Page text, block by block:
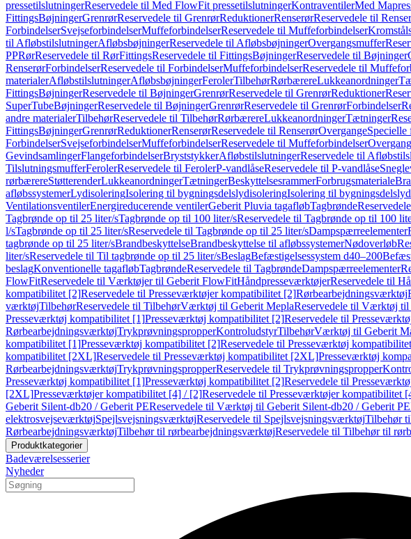
pressetilslutningerReservedele til Med FlowFit pressetilslutningerKontraventilerMed
FittingsBøjningerGrenrørReservedele til GrenrørReduktionerRenserørReservedele til
ForbindelserSvejseforbindelserMuffeforbindelserReservedele til Muffeforbindelser
til AfløbstilslutningerAfløbsbøjningerReservedele til AfløbsbøjningerOvergangsmuffer
PPRørReservedele til RørFittingsReservedele til FittingsBøjningerReservedele til Bøjninger
RenserørForbindelserReservedele til ForbindelserMuffeforbindelserReservedele til
materialerAfløbstilslutningerAfløbsbøjningerFerolerTilbehørRørbærereLukkeanordninger
FittingsBøjningerReservedele til BøjningerGrenrørReservedele til GrenrørReduktioner
SuperTubeBøjningerReservedele til BøjningerGrenrørReservedele til GrenrørForbindelser
andre materialerTilbehørReservedele til TilbehørRørbærereLukkeanordningerTætninger
FittingsBøjningerGrenrørReduktionerRenserørReservedele til RenserørOvergangeSpecielle
ForbindelserSvejseforbindelserMuffeforbindelserReservedele til Muffeforbindelser
GevindsamlingerFlangeforbindelserBryststykkerAfløbstilslutningerReservedele til
TilslutningsmufferFerolerReservedele til FerolerP-vandlåseReservedele til P-vandlåse
rørbærereStøtterenderLukkeanordningerTætningerBeskyttelsesrammerForbrugsmateriale
afløbssystemerLydisoleringIsolering til bygningsdelslydisoleringIsolering til
VentilationsventilerEnergireducerende ventilerGeberit Pluvia tagafløbTagbrønde
Tagbrønde op til 25 liter/sTagbrønde op til 100 liter/sReservedele til Tagbrønde op til 100
l/sTagbrønde op til 25 liter/sReservedele til Tagbrønde op til 25 liter/sDampspærreelementer
tagbrønde op til 25 liter/sBrandbeskyttelseBrandbeskyttelse til afløbssystemerNødoverløb
liter/sReservedele til Til tagbrønde op til 25 liter/sBeslagBefæstigelsessystem d40–200
beslagKonventionelle tagafløbTagbrøndeReservedele til TagbrøndeDampspærreelementer
FlowFitReservedele til Værktøjer til Geberit FlowFitHåndpresseværktøjerReservedele til
kompatibilitet [2]Reservedele til Presseværktøjer kompatibilitet [2]Rørbearbejdningsværktøj
værktøjTilbehørReservedele til TilbehørVærktøj til Geberit MeplaReservedele til Værktøj til
Presseværktøj kompatibilitet [1]Presseværktøj kompatibilitet [2]Reservedele til
RørbearbejdningsværktøjTrykprøvningspropperKontroludstyrTilbehørVærktøj til Geberit
kompatibilitet [1]Presseværktøj kompatibilitet [2]Reservedele til Presseværktøj
kompatibilitet [2XL]Reservedele til Presseværktøj kompatibilitet [2XL]Presseværktøj
RørbearbejdningsværktøjTrykprøvningspropperReservedele til Trykprøvningspropper
Presseværktøj kompatibilitet [1]Presseværktøj kompatibilitet [2]Reservedele til
[2XL]Presseværktøjer kompatibilitet [4] / [2]Reservedele til Presseværktøjer kompatibilitet
Geberit Silent-db20 / Geberit PEReservedele til Værktøj til Geberit Silent-db20 / Geberit PE
elektrosvejseværktøjSpejlsvejsningsværktøjReservedele til SpejlsvejsningsværktøjTilbehør
RørbearbejdningsværktøjTilbehør til rørbearbejdningsværktøjReservedele til Tilbehør til
Produktkategorier
Badeværelsesserier
Nyheder